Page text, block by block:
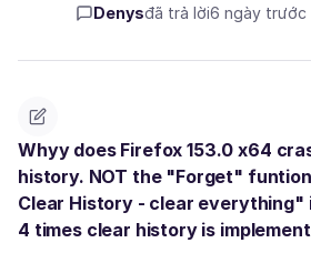
Denysđã trả lời6 ngày trước
Whyy does Firefox 153.0 x64
history. NOT the "Forget"
Clear History - clear
4 times clear history is